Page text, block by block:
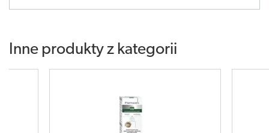
Inne produkty z kategorii